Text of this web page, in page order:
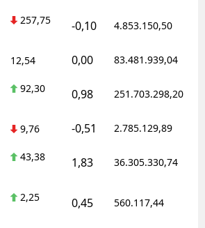
257,75 -0,10 4.853.150,50
12,54 0,00 83.481.939,04
92,30 0,98 251.703.298,20
9,76 -0,51 2.785.129,89
43,38 1,83 36.305.330,74
2,25 0,45 560.117,44